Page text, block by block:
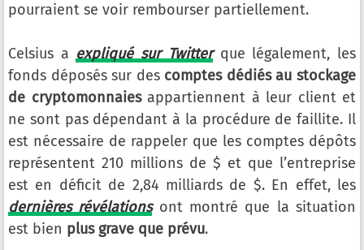
pourraient se voir rembourser partiellement.
Celsius a expliqué sur Twitterque légalement, les
fonds déposés sur descomptes dédiés au stockage
de cryptomonnaiesappartiennent à leur client et
ne sont pas dépendant à la procédure de faillite. Il
est nécessaire de rappeler que les comptes dépôts
représentent 210 millions de $ et que l’entreprise
est en déficit de 2,84 milliards de $. En effet, les
dernières révélationsont montré que la situation
est bien plus grave que prévu.